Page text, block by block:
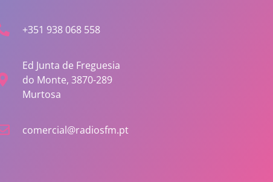
+351 938 068 558
Ed Junta de Freguesia
do Monte, 3870-289
Murtosa
comercial@radiosfm.pt